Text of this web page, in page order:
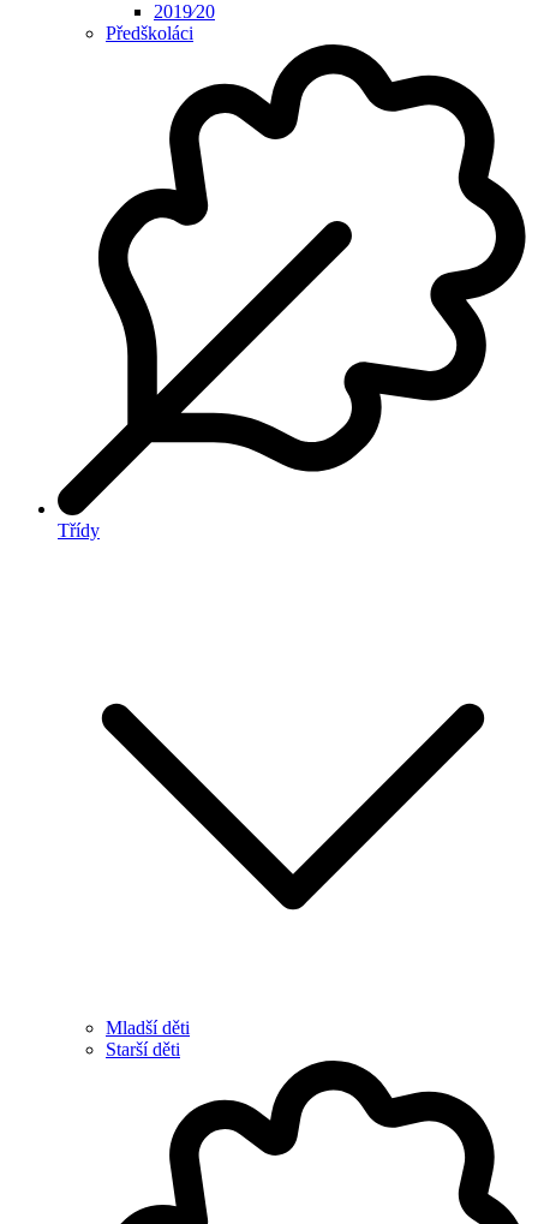
2019⁄20
Předškoláci
Třídy
Mladší děti
Starší děti